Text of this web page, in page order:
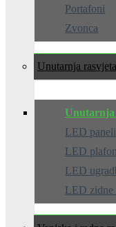
Portafoni
Zvonca
Unutarnja rasvjeta
Unutarnja
LED paneli
LED
LED
LED zidne